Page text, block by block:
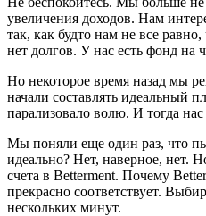
увеличения доходов. Нам
так, как будто нам не все
нет долгов. У нас есть фонд на
Но некоторое время назад мы
начали составлять идеальный
парализовало волю. И тогда
Мы поняли еще один раз, что
идеально? Нет, наверное, нет.
счета в Betterment. Почему
прекрасно соответствует.
нескольких минут.